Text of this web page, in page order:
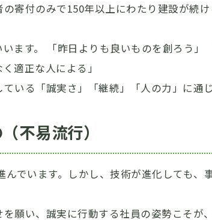
寄付のみで150年以上にわたり建設が続
ます。 「昨日よりも良いものを創ろう」
適正な人による」
いる「誠実さ」「継続」「人の力」に通
不易流行）
でいます。しかし、技術が進化しても、
願い、誠実に行動する社員の姿勢こそが